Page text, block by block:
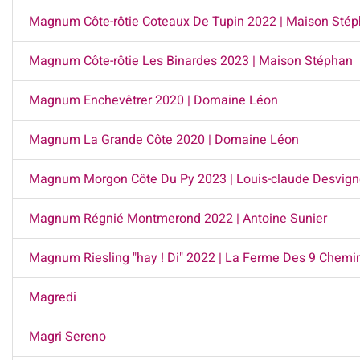
Magnum Côte-rôtie Coteaux De Tupin 2022 | Maison
Magnum Côte-rôtie Les Binardes 2023 | Maison Stéphan
Magnum Enchevêtrer 2020 | Domaine Léon
Magnum La Grande Côte 2020 | Domaine Léon
Magnum Morgon Côte Du Py 2023 | Louis-claude
Magnum Régnié Montmerond 2022 | Antoine Sunier
Magnum Riesling "hay ! Di" 2022 | La Ferme Des 9
Magredi
Magri Sereno